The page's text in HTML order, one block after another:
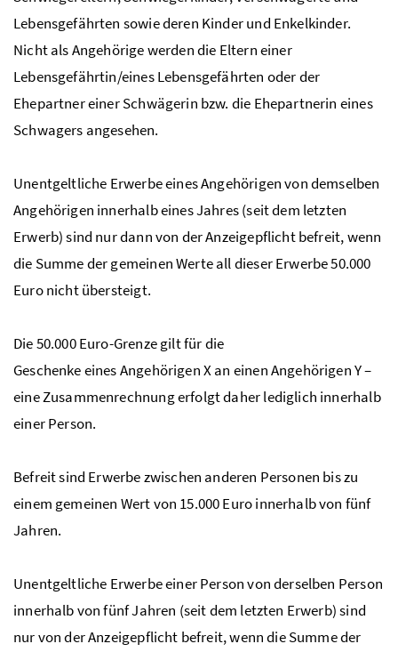
Lebensgefährten sowie deren Kinder und Enkelkinder.
Nicht als Angehörige werden die Eltern einer
Lebensgefährtin/eines Lebensgefährten oder der
Ehepartner einer Schwägerin bzw. die Ehepartnerin eines
Schwagers angesehen.
Unentgeltliche Erwerbe eines Angehörigen von demselben
Angehörigen innerhalb eines Jahres (seit dem letzten
Erwerb) sind nur dann von der Anzeigepflicht befreit, wenn
die Summe der gemeinen Werte all dieser Erwerbe 50.000
Euro nicht übersteigt.
Die 50.000 Euro-Grenze gilt für die
Geschenke eines Angehörigen X an einen Angehörigen Y –
eine Zusammenrechnung erfolgt daher lediglich innerhalb
einer Person.
Befreit sind Erwerbe zwischen anderen Personen bis zu
einem gemeinen Wert von 15.000 Euro innerhalb von fünf
Jahren.
Unentgeltliche Erwerbe einer Person von derselben Person
innerhalb von fünf Jahren (seit dem letzten Erwerb) sind
nur von der Anzeigepflicht befreit, wenn die Summe der